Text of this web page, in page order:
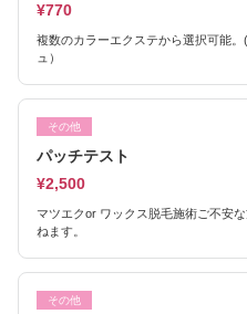
¥770
複数のカラーエクステから選択可能
ュ）
その他
パッチテスト
¥2,500
マツエクor ワックス脱毛施術ご不安
ねます。
その他